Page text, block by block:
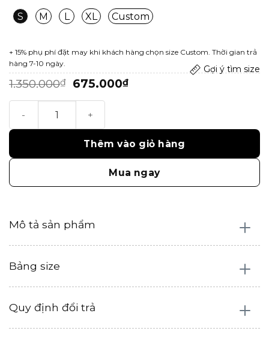
S M L XL Custom
+ 15% phụ phí đặt may khi khách hàng chọn size Custom. Thời gian trả
hàng 7-10 ngày.
Gợi ý tìm size
1.350.000₫ Giá
là:
1.350.000₫.
675.000₫Giá
675.000₫.
Thêm vào giỏ hàng
Mua ngay
Mô tả sản phẩm
Bảng size
Quy định đổi trả